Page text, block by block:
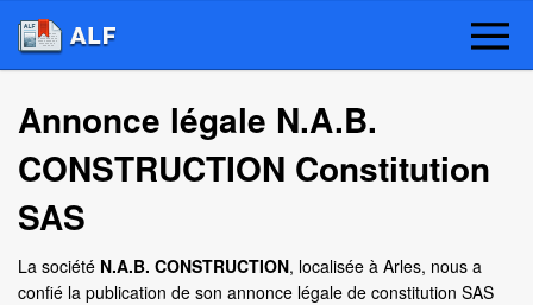
Annonce légale N.A.B.
CONSTRUCTION Constitution
SAS
La société N.A.B. CONSTRUCTION, localisée à Arles, nous a
confié la publication de son annonce légale de constitution SAS